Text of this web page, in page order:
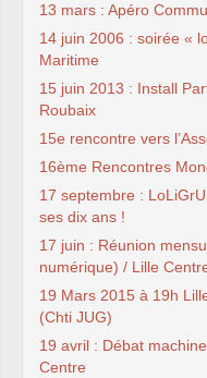
13 mars : Apéro
14 juin 2006 : soirée «
Maritime
15 juin 2013 : Install
Roubaix
15e rencontre vers
16ème Rencontres
17 septembre :
ses dix ans !
17 juin : Réunion
numérique) / Lille
19 Mars 2015 à 19h
(Chti JUG)
19 avril : Débat
Centre